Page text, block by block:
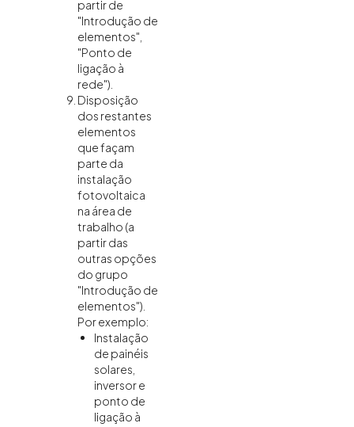
partir de
"Introdução de
elementos",
"Ponto de
ligação à
rede").
Disposição
dos restantes
elementos
que façam
parte da
instalação
fotovoltaica
na área de
trabalho (a
partir das
outras opções
do grupo
"Introdução de
elementos").
Por exemplo:
Instalação
de painéis
solares,
inversor e
ponto de
ligação à